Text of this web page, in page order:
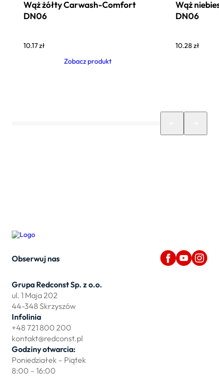
Wąż żółty Carwash-Comfort
DN06
10.17zł
Zobacz produkt
Wąż
DN06
10.28 zł
Obserwuj nas
Grupa Redconst Sp. z o.o.
ul. 1 Maja 202
44-348 Skrzyszów
Infolinia
+48 721 800 200
kontakt@redconst.pl
Godziny otwarcia:
Poniedziałek – Piątek
8:00 – 16:00